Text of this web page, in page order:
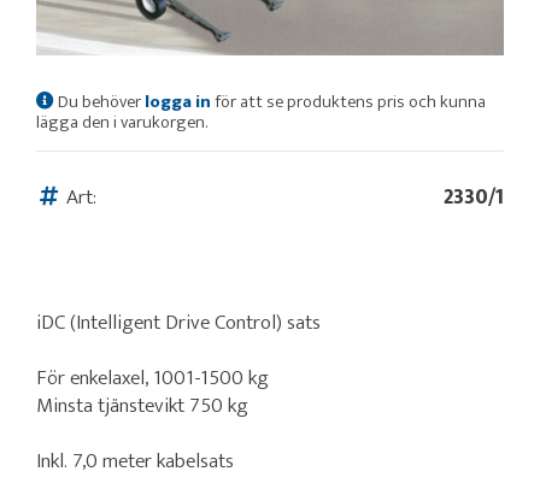
Du behöverlogga inför att se produktens pris och kunna
lägga den i varukorgen.
Art: 2330/1
iDC (Intelligent Drive Control) sats
För enkelaxel, 1001-1500 kg
Minsta tjänstevikt 750 kg
Inkl. 7,0 meter kabelsats